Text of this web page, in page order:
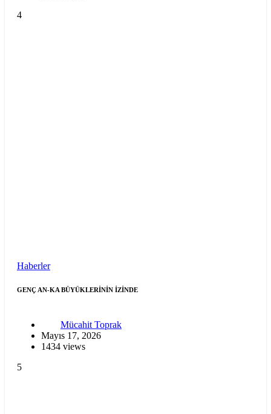
4
Haberler
GENÇ AN-KA BÜYÜKLERİNİN İZİNDE
Mücahit Toprak
Mayıs 17, 2026
1434 views
5